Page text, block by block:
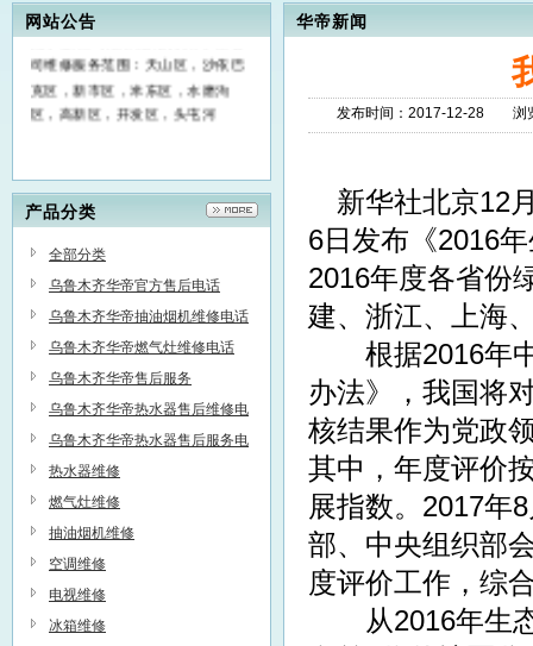
网站公告
电话：0991-6539978,上门维修：
热水器,燃气灶,抽油烟机,消毒柜,公
司维修服务范围：天山区，沙依巴
克区，新市区，米东区，水磨沟
区，高新区，开发区，头屯河
产品分类
全部分类
乌鲁木齐华帝官方售后电话
乌鲁木齐华帝抽油烟机维修电话
乌鲁木齐华帝燃气灶维修电话
乌鲁木齐华帝售后服务
乌鲁木齐华帝热水器售后维修电
话
乌鲁木齐华帝热水器售后服务电
话
热水器维修
燃气灶维修
抽油烟机维修
空调维修
电视维修
冰箱维修
华帝新闻
发布时间：2017-12-28
新华社北京12
6日发布《2016
2016年度各省份
建、浙江、上海
根据2016年中
办法》，我国将
核结果作为党政
其中，年度评价
展指数。2017年
部、中央组织部
度评价工作，综
从2016年生态